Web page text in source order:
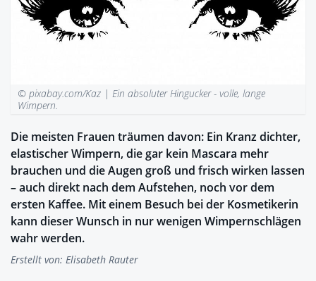
© pixabay.com/Kaz |Ein absoluter Hingucker - volle, lange
Wimpern.
Die meisten Frauen träumen davon: Ein Kranz dichter,
elastischer Wimpern, die gar kein Mascara mehr
brauchen und die Augen groß und frisch wirken lassen
– auch direkt nach dem Aufstehen, noch vor dem
ersten Kaffee. Mit einem Besuch bei der Kosmetikerin
kann dieser Wunsch in nur wenigen Wimpernschlägen
wahr werden.
Erstellt von: Elisabeth Rauter